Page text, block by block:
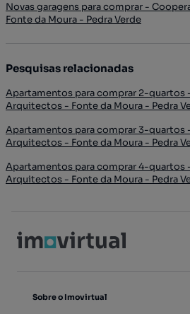
Novas garagens para comprar -
Fonte da Moura - Pedra Verde
Pesquisas relacionadas
Apartamentos para comprar 2-quartos
Arquitectos - Fonte da Moura - Pedra
Apartamentos para comprar 3-quartos
Arquitectos - Fonte da Moura - Pedra
Apartamentos para comprar 4-quartos
Arquitectos - Fonte da Moura - Pedra
Sobre o Imovirtual